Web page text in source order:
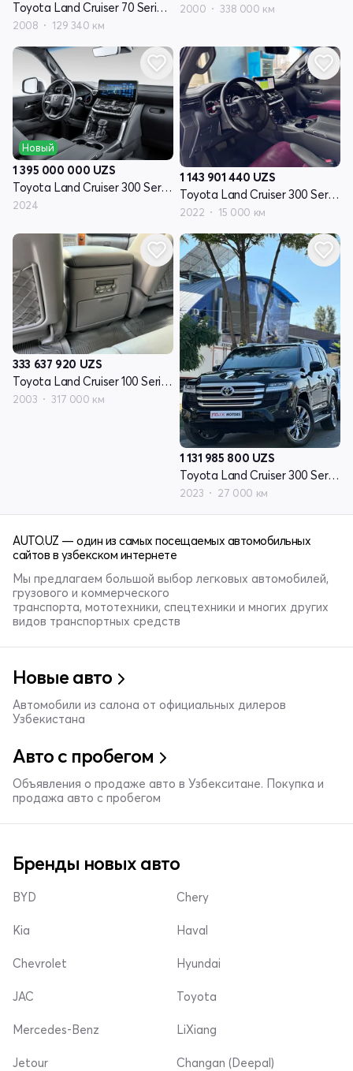
Toyota Land Cruiser 70 Series рестайлинг 1
2008 129 340 км
2000 338 000 км
Новый
1 395 000 000 UZS
Toyota Land Cruiser 300 Series
2024
1 143 901 440 UZS
Toyota Land Cruiser 300 Series
2022 15 000 км
333 637 920 UZS
Toyota Land Cruiser 100 Series рестайлинг 1
2003 317 000 км
1 131 985 800 UZS
Toyota Land Cruiser 300 Series
2023 27 000 км
AUTO.UZ — один из самых посещаемых автомобильных
сайтов в узбекском интернете
Мы предлагаем большой выбор легковых автомобилей,
грузового и коммерческого
транспорта, мототехники, спецтехники и многих других
видов транспортных средств
Новые авто
Автомобили из салона от официальных дилеров
Узбекистана
Авто с пробегом
Объявления о продаже авто в Узбекситане. Покупка и
продажа авто с пробегом
Бренды новых авто
BYD
Kia
Chevrolet
Chery
Haval
Hyundai
JAC
Mercedes-Benz
Jetour
Toyota
LiXiang
Changan (Deepal)